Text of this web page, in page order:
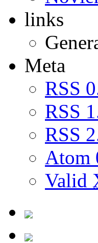
links
Meta
RSS
RSS
RSS
Atom
Valid